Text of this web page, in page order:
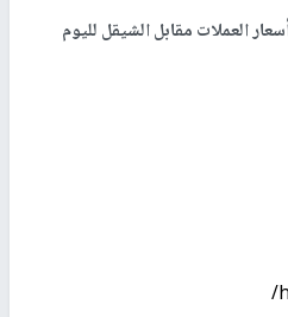
العملات مقابل الشيقل لليوم